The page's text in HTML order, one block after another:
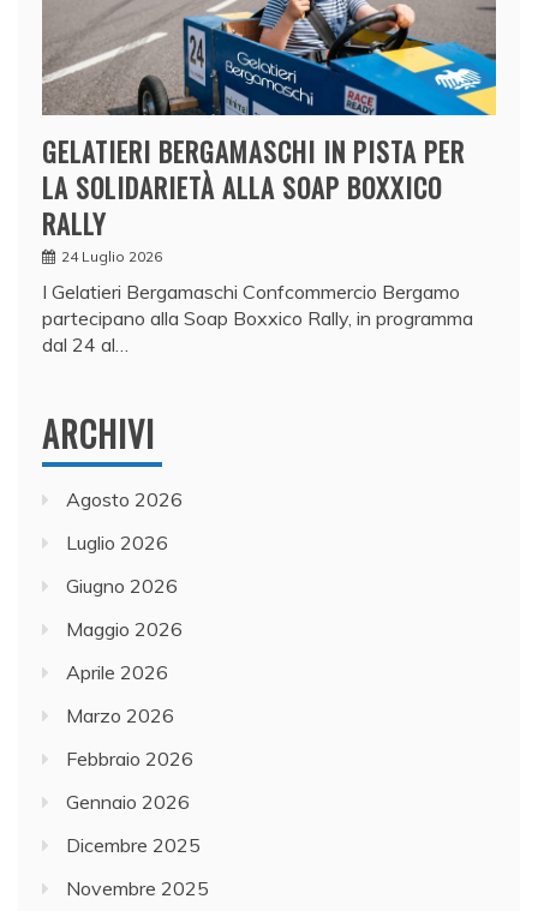
GELATIERI BERGAMASCHI IN PISTA PER
LA SOLIDARIETÀ ALLA SOAP BOXXICO
RALLY
24 Luglio 2026
I Gelatieri Bergamaschi Confcommercio Bergamo
partecipano alla Soap Boxxico Rally, in programma
dal 24 al…
ARCHIVI
Agosto 2026
Luglio 2026
Giugno 2026
Maggio 2026
Aprile 2026
Marzo 2026
Febbraio 2026
Gennaio 2026
Dicembre 2025
Novembre 2025